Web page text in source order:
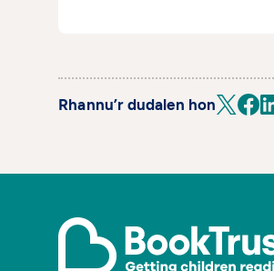
Rhannu’r dudalen hon